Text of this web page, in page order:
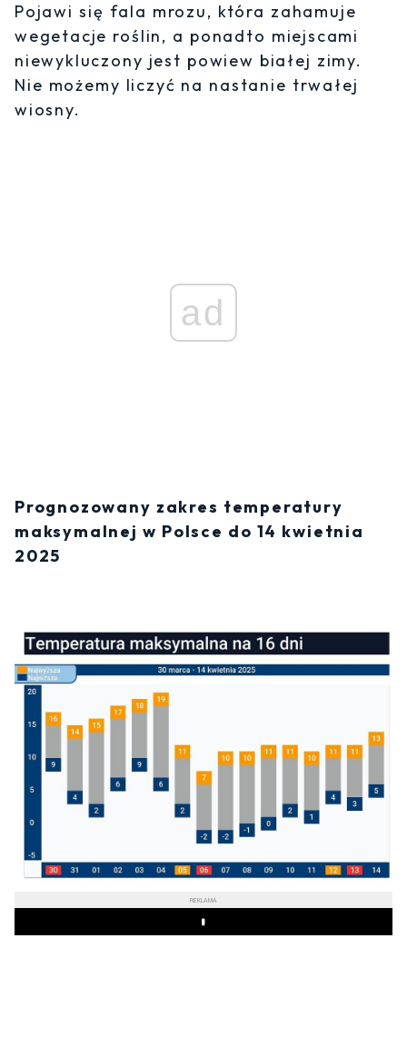
Pojawi się fala mrozu, która zahamuje
wegetacje roślin, a ponadto miejscami
niewykluczony jest powiew białej zimy.
Nie możemy liczyć na nastanie trwałej
wiosny.
ad
Prognozowany zakres temperatury
maksymalnej w Polsce do 14 kwietnia
2025
REKLAMA
Play